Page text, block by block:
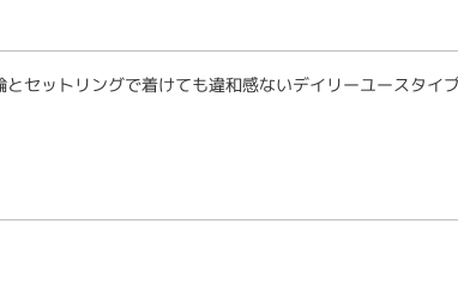
セットリングで着けても違和感ないデイリーユースタイ